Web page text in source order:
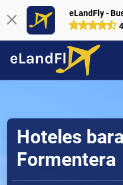
eLandFly -
Hoteles
Formentera